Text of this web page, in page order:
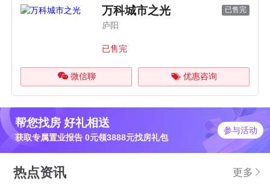
万科城市之光 已售完
庐阳
已售完
微信聊 优惠咨询
帮您找房 好礼相送
获取专属置业报告 0元领3888元找房礼包
参与活动
热点资讯 更多